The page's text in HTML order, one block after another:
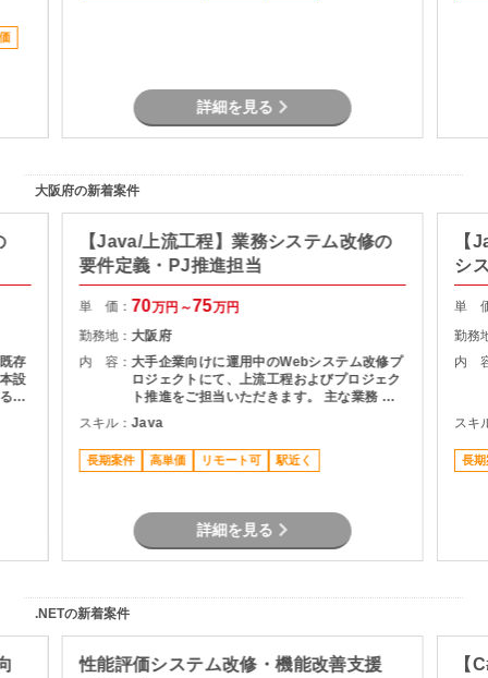
ろ
る
詳細を見る
大阪府の新着案件
存
設
予
【Java/上流工程】業務システム改修の
要件定義・PJ推進担当
単 価： 70万円～75万円
勤務地： 大阪府
内 容： 大手企業向けに運用中のWebシステム改修プ
ロジェクトにて、上流工程およびプロジェク
ト推進をご担当いただきます。 主な業務 ・
利用部門との要件整理・ヒアリング ・現行シ
ステムの仕様調査・影響分析 ・基本設計書の
作成 ・開発工数の算出および提案資料作成
・スケジュール管理・課題管理 ・関係者との
スキル：Java
長期案件 高単価 リモート可 駅近く
詳細を見る
【
シ
単
勤務
内
スキ
長期
.NETの新着案件
性能評価システム改修・機能改善支援
【